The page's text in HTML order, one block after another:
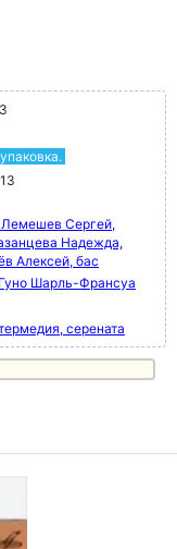
Лемешев Сергей,
Надежда,
Алексей, бас
Шарль-Франсуа
серената